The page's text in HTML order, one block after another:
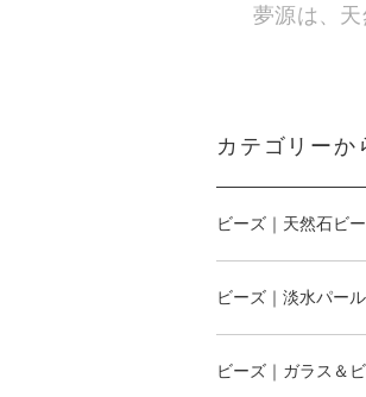
夢源は、
カテゴリーか
ビーズ｜天然石ビ
ビーズ｜淡水パー
ビーズ｜ガラス＆